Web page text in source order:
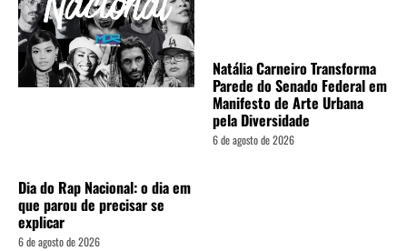
Dia do Rap Nacional: o dia em
que parou de precisar se
explicar
6 de agosto de 2026
Natália Carneiro Transforma
Parede do Senado Federal em
Manifesto de Arte Urbana
pela Diversidade
6 de agosto de 2026